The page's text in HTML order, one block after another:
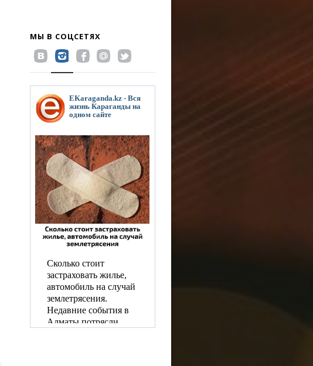
МЫ В СОЦСЕТЯХ
EKaraganda.kz - Вся
жизнь Караганды на
одном сайте